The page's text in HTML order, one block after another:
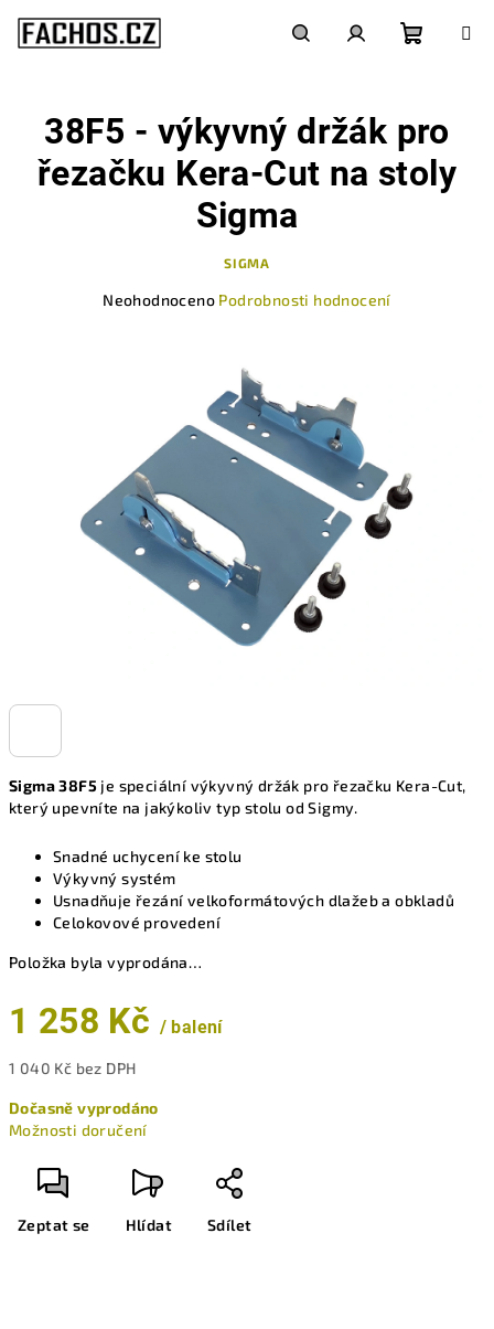
obsah
košík
Sigma 38F5 je speciální výkyvný držák pro řezačku Kera-Cut,
který upevníte na jakýkoliv typ stolu od Sigmy.
Snadné uchycení ke stolu
Výkyvný systém
Usnadňuje řezání velkoformátových dlažeb a obkladů
Celokovové provedení
Položka byla vyprodána…
1 258 Kč / balení
1 040 Kč bez DPH
cena:
Dočasně vyprodáno
Možnosti doručení
Zeptat se Hlídat Sdílet
38F5 - výkyvný držák pro
řezačku Kera-Cut na stoly
Sigma
SIGMA
Neohodnoceno Podrobnosti hodnocení